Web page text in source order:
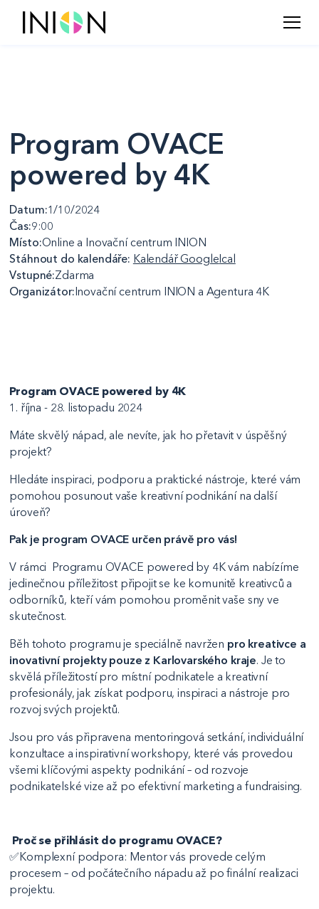
Program OVACE
powered by 4K
Datum:1/10/2024
Čas:9:00
Místo:Online a Inovační centrum INION
Stáhnout do kalendáře: Kalendář GoogleIcal
Vstupné:Zdarma
Organizátor:Inovační centrum INION a Agentura 4K
Program OVACE powered by 4K
1. října - 28. listopadu 2024
Máte skvělý nápad, ale nevíte, jak ho přetavit v úspěšný
projekt?
Hledáte inspiraci, podporu a praktické nástroje, které vám
pomohou posunout vaše kreativní podnikání na další
úroveň?
Pak je program OVACE určen právě pro vás!
V rámci Programu OVACE powered by 4K vám nabízíme
jedinečnou příležitost připojit se ke komunitě kreativců a
odborníků, kteří vám pomohou proměnit vaše sny ve
skutečnost.
Běh tohoto programu je speciálně navržen pro kreativce a
inovativní projekty pouze z Karlovarského kraje. Je to
skvělá příležitostí pro místní podnikatele a kreativní
profesionály, jak získat podporu, inspiraci a nástroje pro
rozvoj svých projektů.
Jsou pro vás připravena mentoringová setkání, individuální
konzultace a inspirativní workshopy, které vás provedou
všemi klíčovými aspekty podnikání – od rozvoje
podnikatelské vize až po efektivní marketing a fundraising.
Proč se přihlásit do programu OVACE?
✅Komplexní podpora: Mentor vás provede celým
procesem – od počátečního nápadu až po finální realizaci
projektu.